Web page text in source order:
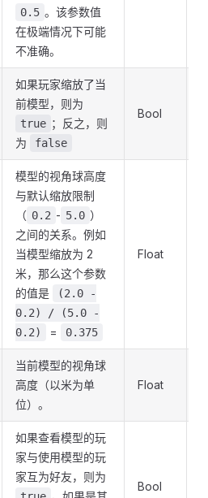
0.5 。该参数值
在极端情况下可能
不准确。
如果玩家缩放了当
前模型，则为
true ；反之，则
为
false
Bool
模型的视角球高度
与默认缩放限制
（ 0.2 - 5.0 ）
之间的关系。例如
当模型缩放为 2
米，那么这个参数
的值是
(2.0 -
0.2) / (5.0 -
0.2)
= 0.375
Float
当前模型的视角球
高度（以米为单
位）。
Float
如果查看模型的玩
家与使用模型的玩
家互为好友，则为
Bool